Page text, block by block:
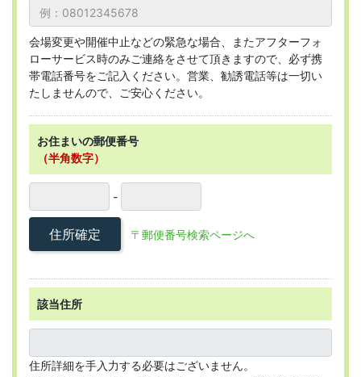
会場変更や開催中止などの緊急な場合、またアフターフォ
ローサービス時のみご連絡をさせて頂きますので、必ず携
帯電話番号をご記入ください。営業、勧誘電話等は一切い
たしませんので、ご安心ください。
お住まいの郵便番号
（半角数字）
-
住所確定 〒郵便番号検索ページへ
該当住所
住所詳細を手入力する必要はございません。